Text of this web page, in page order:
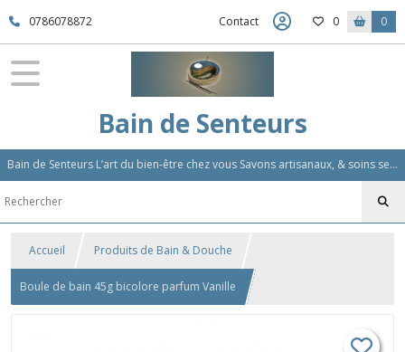
0786078872 Contact 0 0
Bain de Senteurs
Bain de Senteurs L’art du bien-être chez vous Savons artisanaux, & soins sensoriels, Aromathérapie et Parfums d'Ambiance,Soin Des Cheveux
Accueil Produits de Bain & Douche
Boule de bain 45g bicolore parfum Vanille